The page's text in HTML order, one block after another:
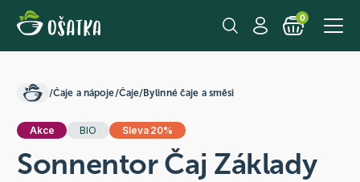
0
/Čaje a nápoje/Čaje/Bylinné čaje a směsi
Akce BIO Sleva 20%
Sonnentor Čaj Základy